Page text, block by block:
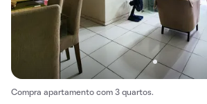
Compra apartamento com 3 quartos.